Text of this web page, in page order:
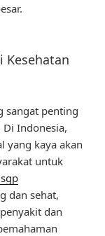
Kesehatan
sangat penting
Di Indonesia,
yang kaya akan
untuk
dan sehat,
dan